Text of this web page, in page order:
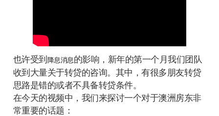
也许受到降息消息的影响，新年的第一个月我们团队
收到大量关于转贷的咨询。其中，有很多朋友转贷
思路是错的或者不具备转贷条件。
在今天的视频中，我们来探讨一个对于澳洲房东非
常重要的话题：